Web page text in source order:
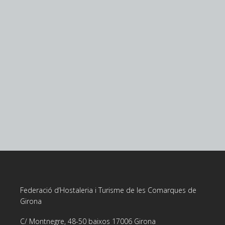
Federació d’Hostaleria i Turisme de les Comarques de
Girona
C/ Montnegre, 48-50 baixos 17006 Girona